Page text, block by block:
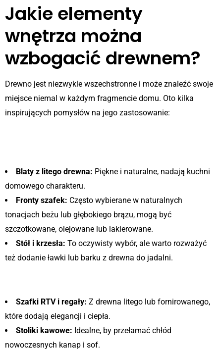
Jakie elementy
wnętrza można
wzbogacić drewnem?
Drewno jest niezwykle wszechstronne i może znaleźć swoje
miejsce niemal w każdym fragmencie domu. Oto kilka
inspirujących pomysłów na jego zastosowanie:
Blaty z litego drewna: Piękne i naturalne, nadają kuchni
domowego charakteru.
Fronty szafek: Często wybierane w naturalnych
tonacjach beżu lub głębokiego brązu, mogą być
szczotkowane, olejowane lub lakierowane.
Stół i krzesła: To oczywisty wybór, ale warto rozważyć
też dodanie ławki lub barku z drewna do jadalni.
Szafki RTV i regały: Z drewna litego lub fornirowanego,
które dodają elegancji i ciepła.
Stoliki kawowe: Idealne, by przełamać chłód
nowoczesnych kanap i sof.